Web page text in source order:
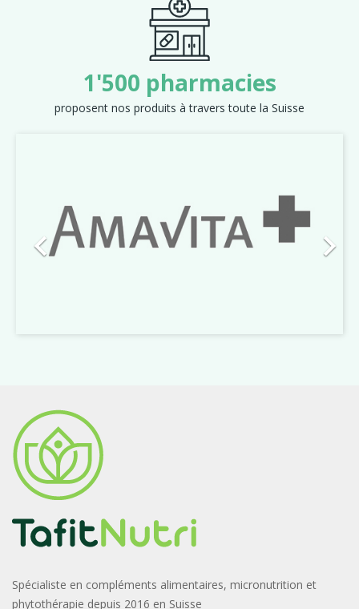
 
1'500 pharmacies
proposent nos produits à travers toute la Suisse
Spécialiste en compléments alimentaires, micronutrition et
phytothérapie depuis 2016 en Suisse